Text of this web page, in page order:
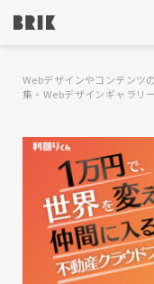
Webデザインやコンテンツ
集・Webデザインギャラリ